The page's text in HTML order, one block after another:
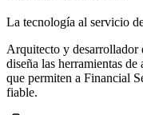
La tecnología al servicio
Arquitecto y
diseña las herramientas
que permiten a Financial
fiable.